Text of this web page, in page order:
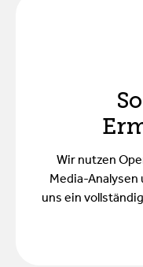
Wir nutzen
Media-Analysen
uns ein